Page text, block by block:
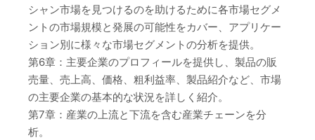
シャン市場を見つけるのを助けるために各市場セグメ
ントの市場規模と発展の可能性をカバー、アプリケー
ション別に様々な市場セグメントの分析を提供。
第6章：主要企業のプロフィールを提供し、製品の販
売量、売上高、価格、粗利益率、製品紹介など、市場
の主要企業の基本的な状況を詳しく紹介。
第7章：産業の上流と下流を含む産業チェーンを分
析。